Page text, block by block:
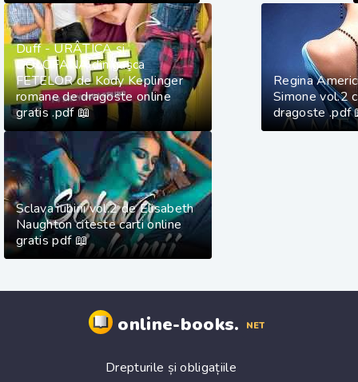
Duff - URÂŢICA și
DOLOFANA din gaşca
FETELOR de Kody Keplinger
romane de dragoste online
gratis .pdf 📖
Regina
Simone vol.2
dragoste .pdf
Sclava iubirii vol.2 de Elisabeth
Naughton citeste carti online
gratis pdf 📖
online-books. NET
Drepturile și obligațiile